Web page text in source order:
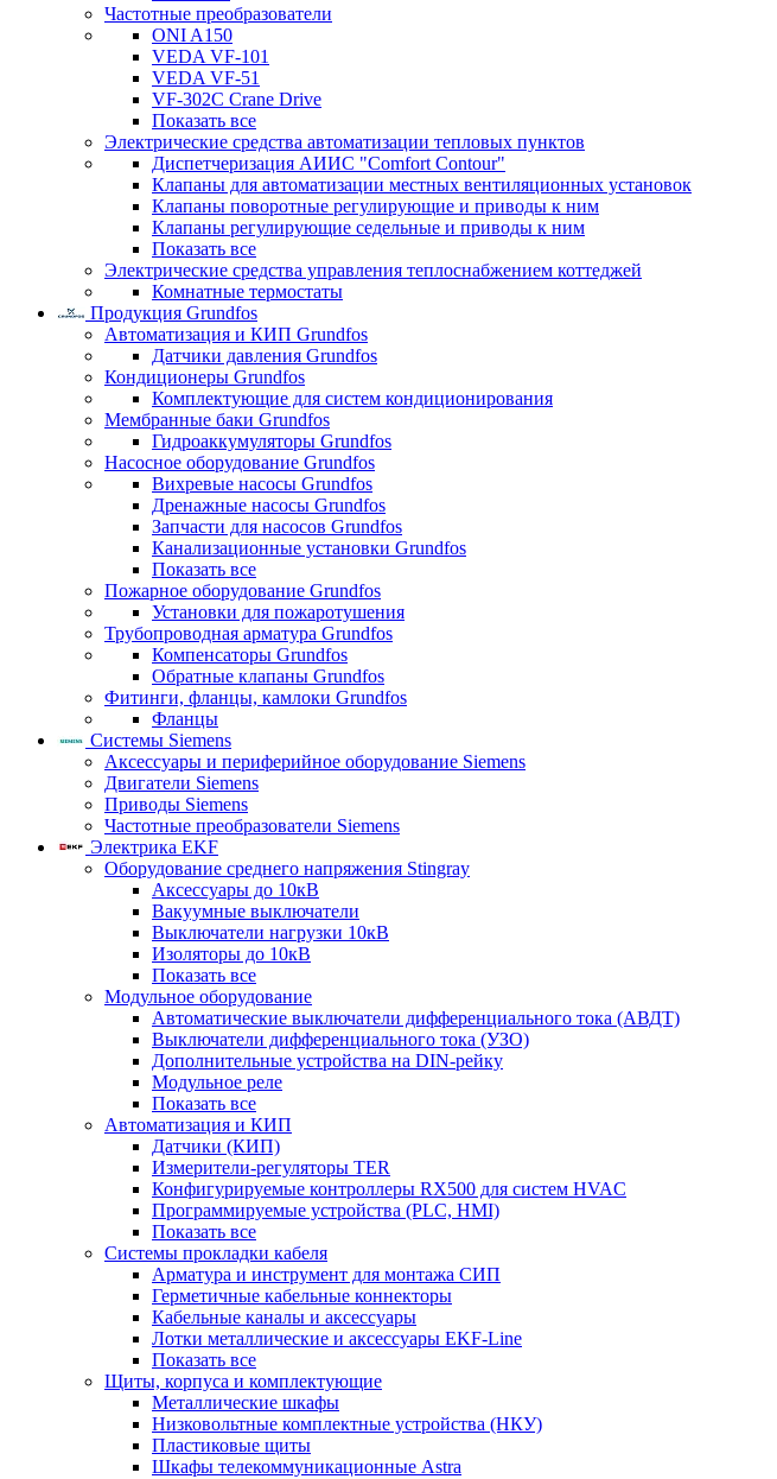
Частотные преобразователи
ONI A150
VEDA VF-101
VEDA VF-51
VF-302C Crane Drive
Показать все
Электрические средства автоматизации тепловых пунктов
Диспетчеризация АИИС "Comfort Contour"
Клапаны для автоматизации местных вентиляционных установок
Клапаны поворотные регулирующие и приводы к ним
Клапаны регулирующие седельные и приводы к ним
Показать все
Электрические средства управления теплоснабжением коттеджей
Комнатные термостаты
Продукция Grundfos
Автоматизация и КИП Grundfos
Датчики давления Grundfos
Кондиционеры Grundfos
Комплектующие для систем кондиционирования
Мембранные баки Grundfos
Гидроаккумуляторы Grundfos
Насосное оборудование Grundfos
Вихревые насосы Grundfos
Дренажные насосы Grundfos
Запчасти для насосов Grundfos
Канализационные установки Grundfos
Показать все
Пожарное оборудование Grundfos
Установки для пожаротушения
Трубопроводная арматура Grundfos
Компенсаторы Grundfos
Обратные клапаны Grundfos
Фитинги, фланцы, камлоки Grundfos
Фланцы
Системы Siemens
Аксессуары и периферийное оборудование Siemens
Двигатели Siemens
Приводы Siemens
Частотные преобразователи Siemens
Электрика EKF
Оборудование среднего напряжения Stingray
Аксессуары до 10кВ
Вакуумные выключатели
Выключатели нагрузки 10кВ
Изоляторы до 10кВ
Показать все
Модульное оборудование
Автоматические выключатели дифференциального тока (АВДТ)
Выключатели дифференциального тока (УЗО)
Дополнительные устройства на DIN-рейку
Модульное реле
Показать все
Автоматизация и КИП
Датчики (КИП)
Измерители-регуляторы TER
Конфигурируемые контроллеры RX500 для систем HVAC
Программируемые устройства (PLC, HMI)
Показать все
Системы прокладки кабеля
Арматура и инструмент для монтажа СИП
Герметичные кабельные коннекторы
Кабельные каналы и аксессуары
Лотки металлические и аксессуары EKF-Line
Показать все
Щиты, корпуса и комплектующие
Металлические шкафы
Низковольтные комплектные устройства (НКУ)
Пластиковые щиты
Шкафы телекоммуникационные Astra